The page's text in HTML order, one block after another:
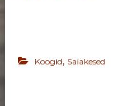
Koogid, Saiakesed